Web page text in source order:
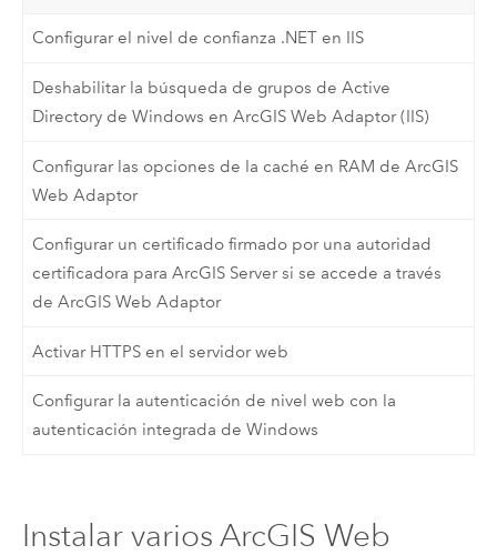
Configurar el nivel de confianza .NET en IIS
Deshabilitar la búsqueda de grupos de Active
Directory de Windows en ArcGIS Web Adaptor (IIS)
Configurar las opciones de la caché en RAM de ArcGIS
Web Adaptor
Configurar un certificado firmado por una autoridad
certificadora para ArcGIS Server si se accede a través
de ArcGIS Web Adaptor
Activar HTTPS en el servidor web
Configurar la autenticación de nivel web con la
autenticación integrada de Windows
Instalar varios ArcGIS Web